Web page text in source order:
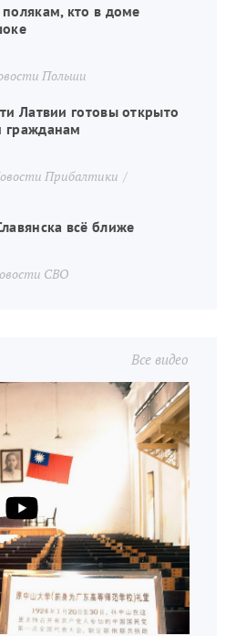
кто в доме
Польши
Латвии готовы открыто
гражданам
Прибалтики
всё ближе
СВО
Все видео